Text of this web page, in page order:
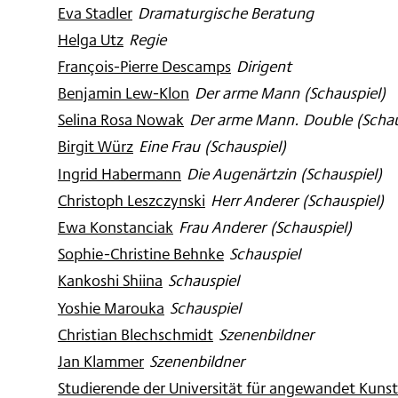
Eva Stadler
: Dramaturgische Beratung
Helga Utz
: Regie
François-Pierre Descamps
: Dirigent
Benjamin Lew-Klon: Der arme Mann (Schauspiel)
Selina Rosa Nowak: Der arme Mann. Double
Birgit Würz
: Eine Frau (Schauspiel)
Ingrid Habermann: Die Augenärtzin (Schauspiel)
Christoph Leszczynski: Herr Anderer (Schauspiel)
Ewa Konstanciak: Frau Anderer (Schauspiel)
Sophie-Christine Behnke
: Schauspiel
Kankoshi Shiina: Schauspiel
Yoshie Marouka: Schauspiel
Christian Blechschmidt
: Szenenbildner
Jan Klammer
: Szenenbildner
Studierende der Universität für angewandet